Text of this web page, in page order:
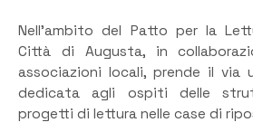
Nell’ambito del Patto per la
Città di Augusta, in
associazioni locali, prende il via
dedicata agli ospiti delle
progetti di lettura nelle case di